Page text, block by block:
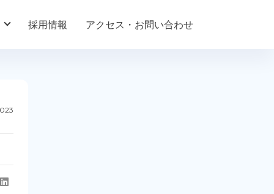
採用情報 アクセス・お問い合わせ